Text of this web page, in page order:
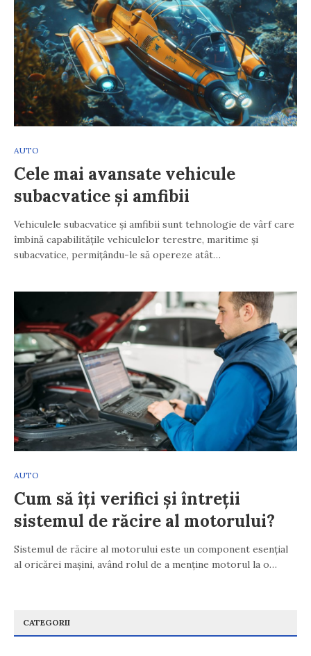
AUTO
Cele mai avansate vehicule
subacvatice și amfibii
Vehiculele subacvatice și amfibii sunt tehnologie de vârf care
îmbină capabilitățile vehiculelor terestre, maritime și
subacvatice, permițându-le să opereze atât…
AUTO
Cum să îți verifici și întreții
sistemul de răcire al motorului?
Sistemul de răcire al motorului este un component esențial
al oricărei mașini, având rolul de a menține motorul la o…
CATEGORII